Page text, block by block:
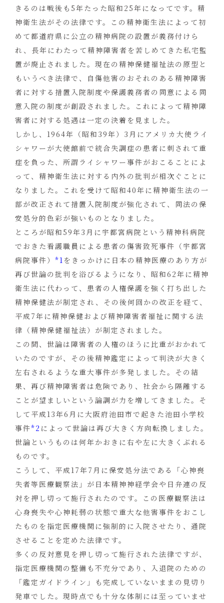
きるのは戦後も5年たった昭和25年になってです。精
神衛生法がその法律です。この精神衛生法によって初
めて都道府県に公立の精神病院の設置が義務付けら
れ、長年にわたって精神障害者を苦しめてきた私宅監
置が廃止されました。現在の精神保健福祉法の原型と
もいうべき法律で、自傷他害のおそれのある精神障害
者に対する措置入院制度や保護義務者の同意による同
意入院の制度が創設されました。これによって精神障
害者に対する処遇は一定の決着を見ました。
しかし、1964年（昭和39年）3月にアメリカ大使ライ
シャワーが大使館前で統合失調症の患者に刺されて重
症を負った、所謂ライシャワー事件がおこることによ
って、精神衛生法に対する内外の批判が相次ぐことに
なりました。これを受けて昭和40年に精神衛生法の一
部が改正されて措置入院制度が強化されて、同法の保
安処分的色彩が強いものとなりました。
ところが昭和59年3月に宇都宮病院という精神科病院
でおきた看護職員による患者の傷害致死事件（宇都宮
病院事件） *1 をきっかけに日本の精神医療のあり方が
再び世論の批判を浴びるようになり、昭和62年に精神
衛生法に代わって、患者の人権保護を強く打ち出した
精神保健法が制定され、その後何回かの改正を経て、
平成7年に精神保健および精神障害者福祉に関する法
律（精神保健福祉法）が制定されました。
この間、世論は障害者の人権のほうに比重がおかれて
いたのですが、その後精神鑑定によって判決が大きく
左右されるような重大事件が多発しました。その結
果、再び精神障害者は危険であり、社会から隔離する
ことが望ましいという論調が力を増してきました。そ
して平成13年6月に大阪府池田市で起きた池田小学校
事件*2 によって世論は再び大きく方向転換しました。
世論というものは何年かおきに右や左に大きくぶれる
ものです。
こうして、平成17年7月に保安処分法である「心神喪
失者等医療観察法」が日本精神神経学会や日弁連の反
対を押し切って施行されたのです。この医療観察法は
心身喪失や心神耗弱の状態で重大な他害事件をおこし
たものを指定医療機関に強制的に入院させたり、通院
させることを定めた法律です。
多くの反対意見を押し切って施行された法律ですが、
指定医療機関の整備も不充分であり、入退院のための
「鑑定ガイドライン」も完成していないままの見切り
発車でした。現時点でも十分な体制には至っていませ